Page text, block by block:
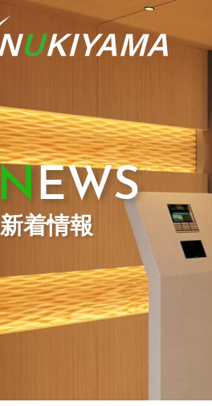
NEWS
新着情報